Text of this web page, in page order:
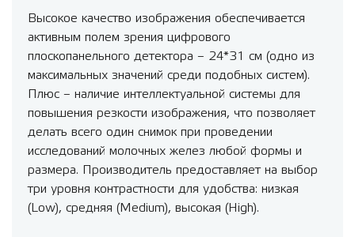
Высокое качество изображения обеспечивается
активным полем зрения цифрового
плоскопанельного детектора – 24*31 см (одно из
максимальных значений среди подобных систем).
Плюс – наличие интеллектуальной системы для
повышения резкости изображения, что позволяет
делать всего один снимок при проведении
исследований молочных желез любой формы и
размера. Производитель предоставляет на выбор
три уровня контрастности для удобства: низкая
(Low), средняя (Medium), высокая (High).